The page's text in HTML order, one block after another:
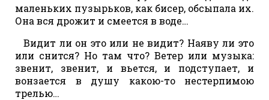
маленьких пузырьков, как бисер, обсыпала их.
Она вся дрожит и смеется в воде…
Видит ли он это или не видит? Наяву ли это
или снится? Но там что? Ветер или музыка:
звенит, звенит, и вьется, и подступает, и
вонзается в душу какою-то нестерпимою
трелью…